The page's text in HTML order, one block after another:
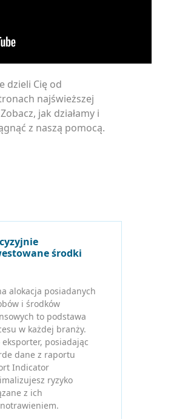
dzieli Cię od
najświeższej
jak działamy i
z naszą pomocą.
środki
alokacja posiadanych
i środków
to podstawa
w każdej branży.
eksporter, posiadając
dane z raportu
Indicator
ryzyko
z ich